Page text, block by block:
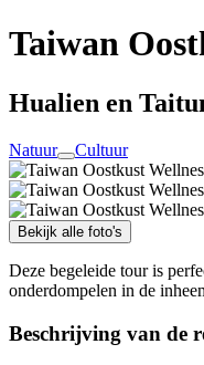
Taiwan
Hualien en
Natuur Cultuur
Bekijk alle foto's
Deze begeleide tour is
onderdompelen in de
Beschrijving van de